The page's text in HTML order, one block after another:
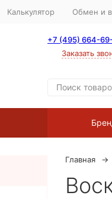
Калькулятор Обмен и
+7 (495) 664-
Заказать
Главная